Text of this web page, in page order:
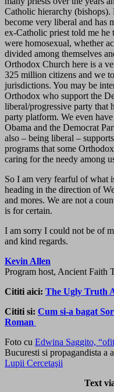
Catholic hierarchy (bishops).
become very liberal and has
ex-Catholic priest told me he
were homosexual, whether
divided among themselves
Orthodox Church here is a
325 million citizens and we
jurisdictions. You may be
Orthodox who support the
liberal/progressive party that
party platform. We even
Obama and the Democrat
also – being liberal –
programs that some
caring for the needy among
So I am very fearful of what
heading in the direction of
and mores. We are not a
is for certain.
I am sorry I could not be of
and kind regards.
Kevin Allen
Program host, Ancient Faith
Cititi aici: The Ugly Truth
Cititi si: Cum si-a bagat
Roman
Foto cu Edwina Saggito,
Bucuresti si propagandista a
Lupii Cercetaşii
Text